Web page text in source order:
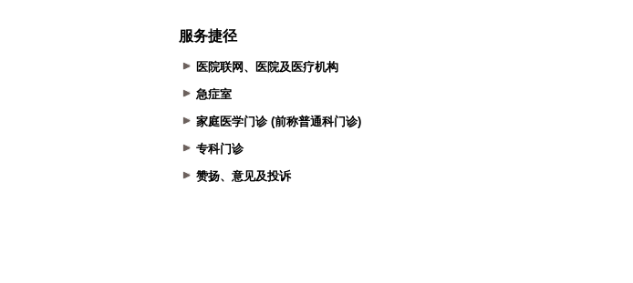
服务捷径
医院联网、医院及医疗机构
急症室
家庭医学门诊 (前称普通科门诊)
专科门诊
赞扬、意见及投诉